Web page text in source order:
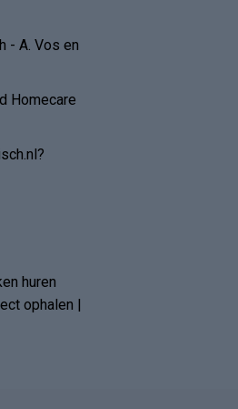
- A. Vos en
Homecare
huren
ophalen |